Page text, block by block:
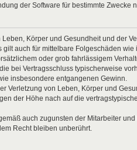
der Software für bestimmte Zwecke
Körper und Gesundheit und der
auch für mittelbare Folgeschäden
oder grob fahrlässigem
bei Vertragsschluss typischerweise
insbesondere entgangenen Gewinn.
Verletzung von Leben, Körper und
der Höhe nach auf die
auch zugunsten der Mitarbeiter
Recht bleiben unberührt.